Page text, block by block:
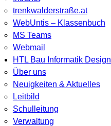
trenkwalderstraße.at
WebUntis – Klassenbuch
MS Teams
Webmail
HTL Bau Informatik Design
Über uns
Neuigkeiten & Aktuelles
Leitbild
Schulleitung
Verwaltung